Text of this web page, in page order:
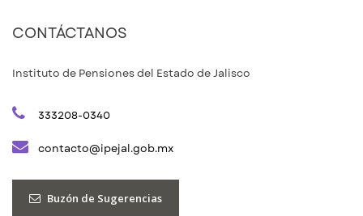
CONTÁCTANOS
Instituto de Pensiones del Estado de Jalisco
333208-0340
contacto@ipejal.gob.mx
Buzón de Sugerencias